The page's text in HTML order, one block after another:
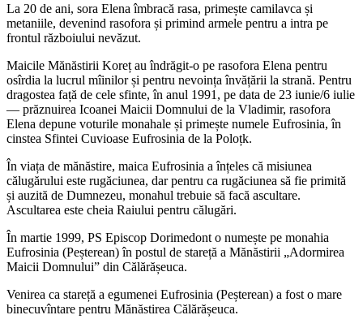
La 20 de ani, sora Elena îmbracă rasa, primește camilavca și
metaniile, devenind rasofora și primind armele pentru a intra pe
frontul războiului nevăzut.
Maicile Mănăstirii Koreț au îndrăgit-o pe rasofora Elena pentru
osîrdia la lucrul mîinilor și pentru nevoința învățării la strană. Pentru
dragostea față de cele sfinte, în anul 1991, pe data de 23 iunie/6 iulie
— prăznuirea Icoanei Maicii Domnului de la Vladimir, rasofora
Elena depune voturile monahale și primește numele Eufrosinia, în
cinstea Sfintei Cuvioase Eufrosinia de la Poloțk.
În viața de mănăstire, maica Eufrosinia a înțeles că misiunea
călugărului este rugăciunea, dar pentru ca rugăciunea să fie primită
și auzită de Dumnezeu, monahul trebuie să facă ascultare.
Ascultarea este cheia Raiului pentru călugări.
În martie 1999, PS Episcop Dorimedont o numește pe monahia
Eufrosinia (Peșterean) în postul de stareță a Mănăstirii „Adormirea
Maicii Domnului” din Călărășeuca.
Venirea ca stareță a egumenei Eufrosinia (Peșterean) a fost o mare
binecuvîntare pentru Mănăstirea Călărășeuca.